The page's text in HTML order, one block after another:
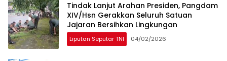
Tindak Lanjut Arahan Presiden, Pangdam
XIV/Hsn Gerakkan Seluruh Satuan
Jajaran Bersihkan Lingkungan
Liputan Seputar TNI 04/02/2026